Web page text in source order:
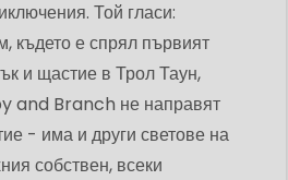
Той гласи:
където е спрял първият
и щастие в Трол Таун,
and Branch не направят
- има и други светове на
собствен, всеки